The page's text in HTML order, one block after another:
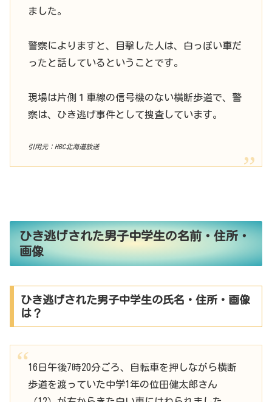
ました。
警察によりますと、目撃した人は、白っぽい車だ
ったと話しているということです。
現場は片側１車線の信号機のない横断歩道で、警
察は、ひき逃げ事件として捜査しています。
引用元：HBC北海道放送
ひき逃げされた男子中学生の名前・住所・
画像
ひき逃げされた男子中学生の氏名・住所・画像
は？
16日午後7時20分ごろ、自転車を押しながら横断
歩道を渡っていた中学1年の位田健太郎さん